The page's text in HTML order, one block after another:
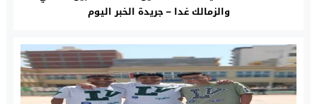
والزمالك غدا – جريدة الخبر اليوم